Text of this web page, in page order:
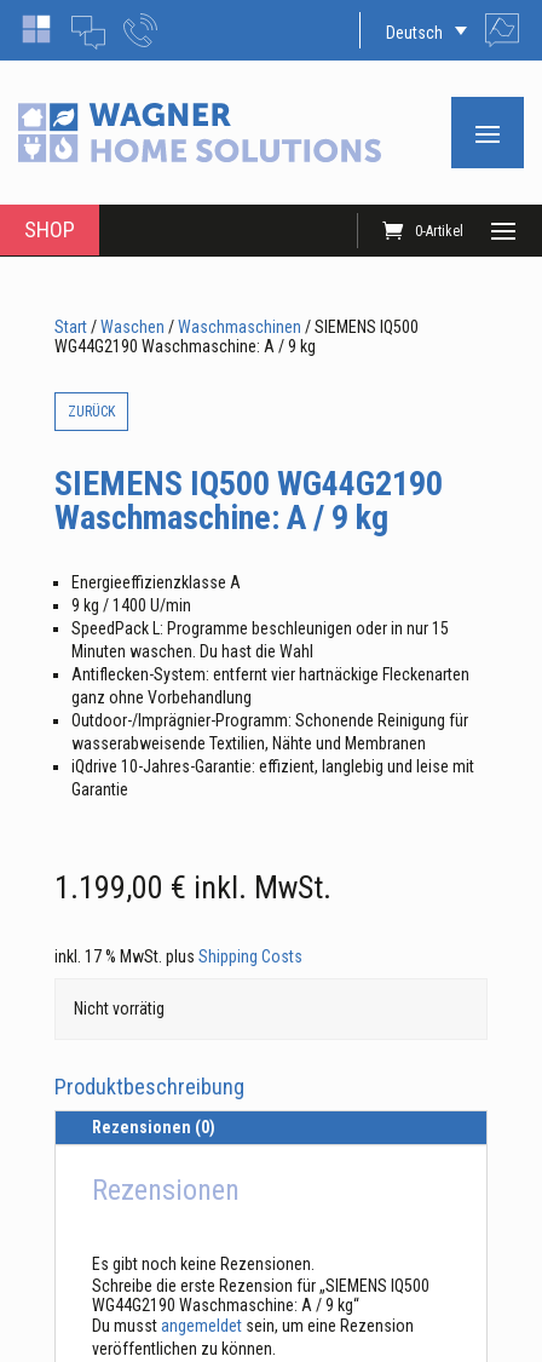
Deutsch
SHOP 0-Artikel
Start/Waschen /Waschmaschinen / SIEMENS IQ500
WG44G2190 Waschmaschine: A / 9 kg
ZURÜCK
SIEMENS IQ500 WG44G2190
Waschmaschine: A / 9 kg
Energieeffizienzklasse A
9 kg / 1400 U/min
SpeedPack L: Programme beschleunigen oder in nur 15
Minuten waschen. Du hast die Wahl
Antiflecken-System: entfernt vier hartnäckige Fleckenarten
ganz ohne Vorbehandlung
Outdoor-/Imprägnier-Programm: Schonende Reinigung für
wasserabweisende Textilien, Nähte und Membranen
iQdrive 10-Jahres-Garantie: effizient, langlebig und leise mit
Garantie
1.199,00 € inkl. MwSt.
inkl. 17 % MwSt. plus Shipping Costs
Nicht vorrätig
Produktbeschreibung
Rezensionen (0)
Rezensionen
Es gibt noch keine Rezensionen.
Schreibe die erste Rezension für „SIEMENS IQ500
WG44G2190 Waschmaschine: A / 9 kg“
Du musstangemeldetsein, um eine Rezension
veröffentlichen zu können.